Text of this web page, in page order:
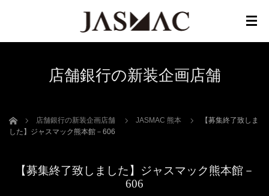
店舗銀行の新装企画店舗
ホーム 店舗銀行の新装企画店舗 JASMAC 熊本
【募集終了致しま
した】ジャスマック熊本館－606
【募集終了致しました】ジャスマック熊本館－
606